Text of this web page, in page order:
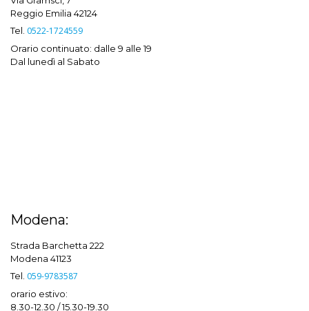
Reggio Emilia 42124
Tel. 0522-1724559
Orario continuato: dalle 9 alle 19
Dal lunedì al Sabato
Modena:
Strada Barchetta 222
Modena 41123
Tel. 059-9783587
orario estivo:
8.30-12.30 / 15.30-19.30